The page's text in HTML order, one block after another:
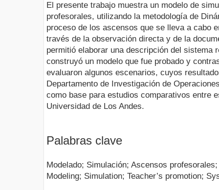
El presente trabajo muestra un modelo de
profesorales, utilizando la metodología de
proceso de los ascensos que se lleva a cabo
través de la observación directa y de la
permitió elaborar una descripción del sistema
construyó un modelo que fue probado y
evaluaron algunos escenarios, cuyos
Departamento de Investigación de
como base para estudios comparativos entre
Universidad de Los Andes.
Palabras clave
Modelado; Simulación; Ascensos
Modeling; Simulation; Teacher’s promotion;